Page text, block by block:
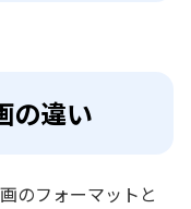
の違い
のフォーマットと